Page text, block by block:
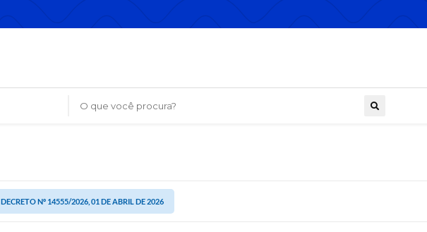
O que você procura?
DECRETO Nº 14555/2026, 01 DE ABRIL DE 2026